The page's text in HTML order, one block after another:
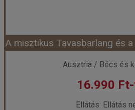
Időpont: 2026-08-
már 30.990
Ausztria / Bécs és
16.990
Ellátás: Ellátás